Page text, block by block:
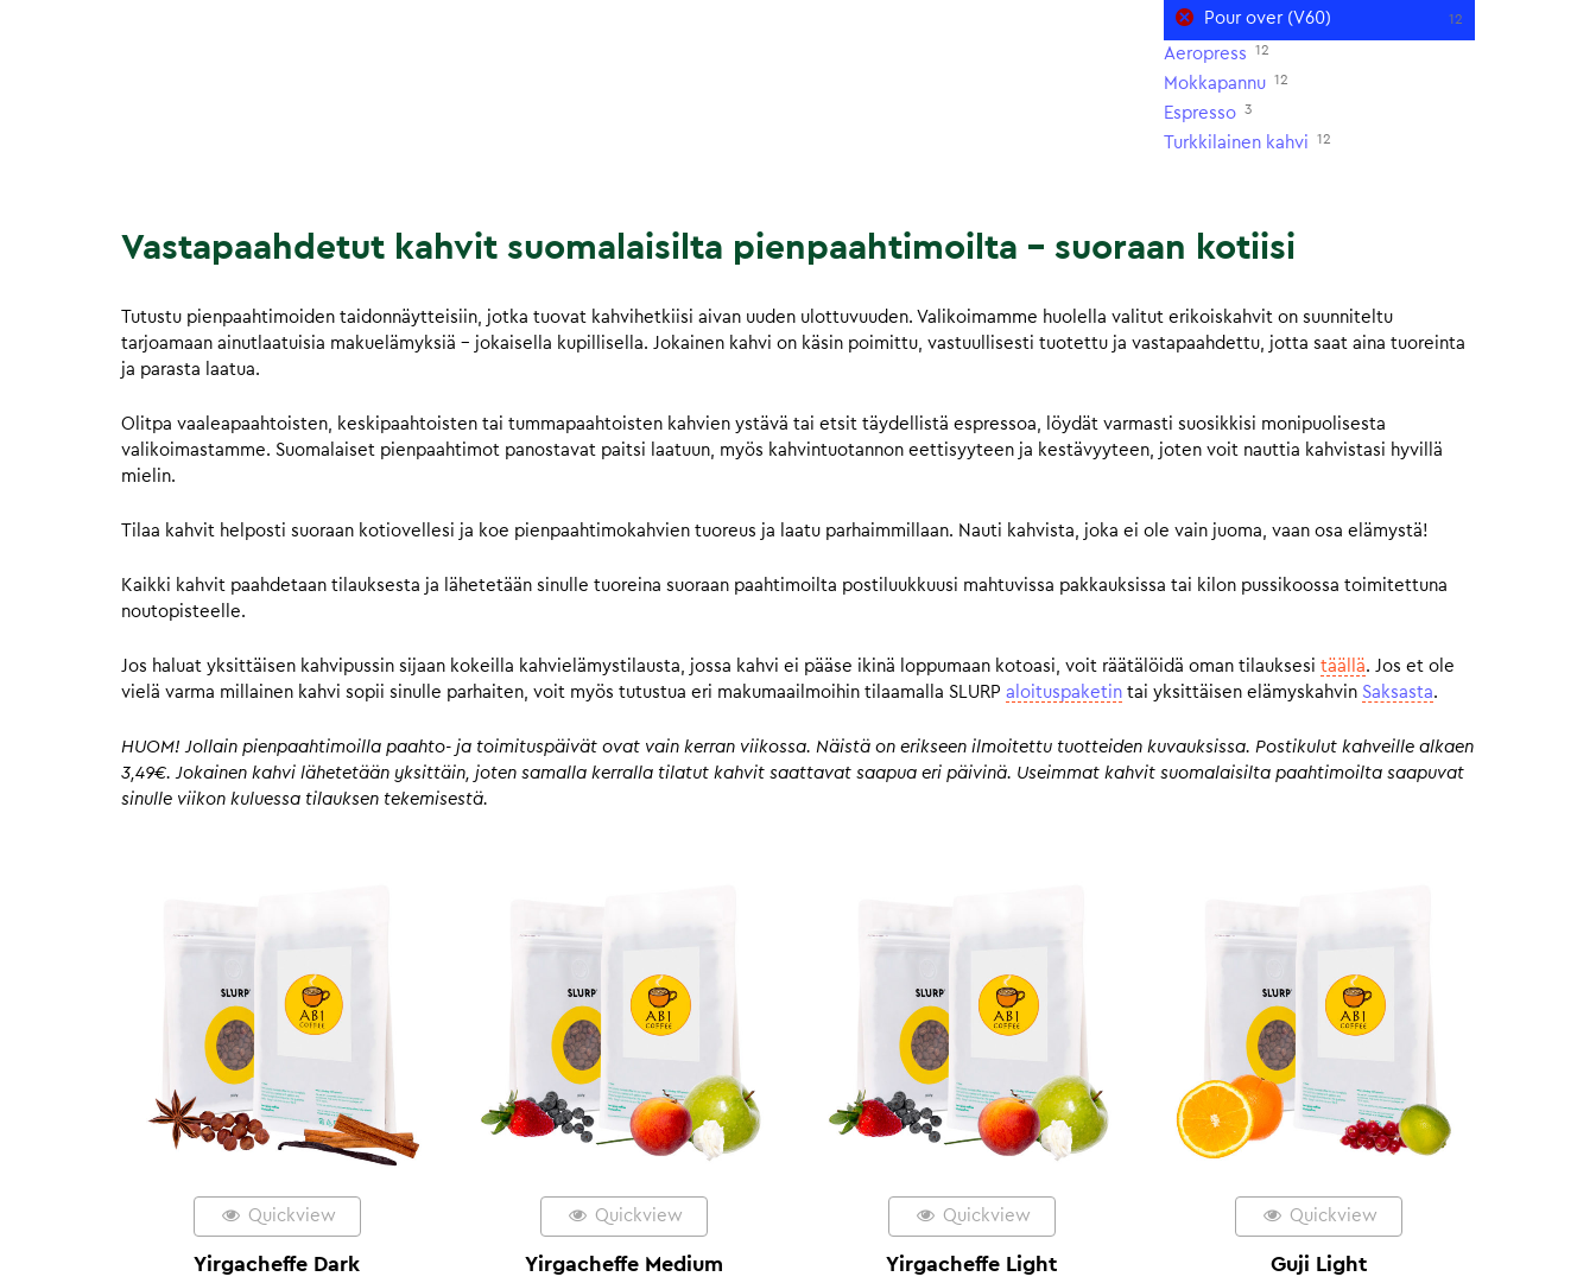
Pour over (V60) 12
Aeropress 12
Mokkapannu 12
Espresso 3
Turkkilainen kahvi 12
Vastapaahdetut kahvit suomalaisilta pienpaahtimoilta – suoraan kotiisi
Tutustu pienpaahtimoiden taidonnäytteisiin, jotka tuovat kahvihetkiisi aivan uuden ulottuvuuden. Valikoimamme huolella valitut erikoiskahvit on suunniteltu
tarjoamaan ainutlaatuisia makuelämyksiä – jokaisella kupillisella. Jokainen kahvi on käsin poimittu, vastuullisesti tuotettu ja vastapaahdettu, jotta saat aina tuoreinta
ja parasta laatua.
Olitpa vaaleapaahtoisten, keskipaahtoisten tai tummapaahtoisten kahvien ystävä tai etsit täydellistä espressoa, löydät varmasti suosikkisi monipuolisesta
valikoimastamme. Suomalaiset pienpaahtimot panostavat paitsi laatuun, myös kahvintuotannon eettisyyteen ja kestävyyteen, joten voit nauttia kahvistasi hyvillä
mielin.
Tilaa kahvit helposti suoraan kotiovellesi ja koe pienpaahtimokahvien tuoreus ja laatu parhaimmillaan. Nauti kahvista, joka ei ole vain juoma, vaan osa elämystä!
Kaikki kahvit paahdetaan tilauksesta ja lähetetään sinulle tuoreina suoraan paahtimoilta postiluukkuusi mahtuvissa pakkauksissa tai kilon pussikoossa toimitettuna
noutopisteelle.
Jos haluat yksittäisen kahvipussin sijaan kokeilla kahvielämystilausta, jossa kahvi ei pääse ikinä loppumaan kotoasi, voit räätälöidä oman tilauksesi täällä. Jos et ole
vielä varma millainen kahvi sopii sinulle parhaiten, voit myös tutustua eri makumaailmoihin tilaamalla SLURP aloituspaketin tai yksittäisen elämyskahvin Saksasta.
HUOM! Jollain pienpaahtimoilla paahto- ja toimituspäivät ovat vain kerran viikossa. Näistä on erikseen ilmoitettu tuotteiden kuvauksissa. Postikulut kahveille alkaen
3,49€. Jokainen kahvi lähetetään yksittäin, joten samalla kerralla tilatut kahvit saattavat saapua eri päivinä. Useimmat kahvit suomalaisilta paahtimoilta saapuvat
sinulle viikon kuluessa tilauksen tekemisestä.
Quickview
Yirgacheffe Dark
Quickview
Yirgacheffe Medium
Quickview
Yirgacheffe Light
Quickview
Guji Light